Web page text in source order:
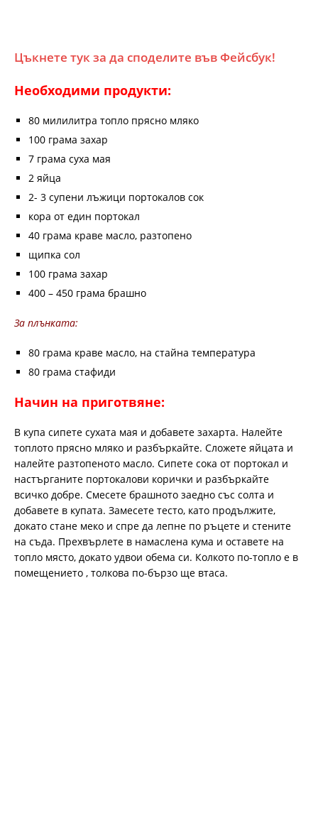
Цъкнете тук за да споделите във Фейсбук!
Необходими продукти:
80 милилитра топло прясно мляко
100 грама захар
7 грама суха мая
2 яйца
2- 3 супени лъжици портокалов сок
кора от един портокал
40 грама краве масло, разтопено
щипка сол
100 грама захар
400 – 450 грама брашно
За плънката:
80 грама краве масло, на стайна температура
80 грама стафиди
Начин на приготвяне:
В купа сипете сухата мая и добавете захарта. Налейте
топлото прясно мляко и разбъркайте. Сложете яйцата и
налейте разтопеното масло. Сипете сока от портокал и
настърганите портокалови корички и разбъркайте
всичко добре. Смесете брашното заедно със солта и
добавете в купата. Замесете тесто, като продължите,
докато стане меко и спре да лепне по ръцете и стените
на съда. Прехвърлете в намаслена кума и оставете на
топло място, докато удвои обема си. Колкото по-топло е в
помещението , толкова по-бързо ще втаса.